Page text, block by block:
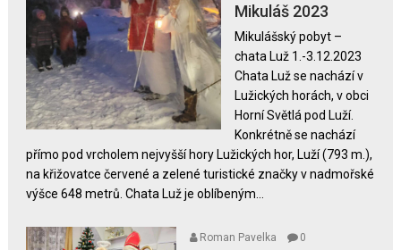
textu
názvem
Mikuláš
2023
Mikuláš 2023
Mikulášský pobyt –
chata Luž 1.-3.12.2023
Chata Luž se nachází v
Lužických horách, v obci
Horní Světlá pod Luží.
Konkrétně se nachází
přímo pod vrcholem nejvyšší hory Lužických hor, Luží (793 m.),
na křižovatce červené a zelené turistické značky v nadmořské
výšce 648 metrů. Chata Luž je oblíbeným...
Roman Pavelka 0